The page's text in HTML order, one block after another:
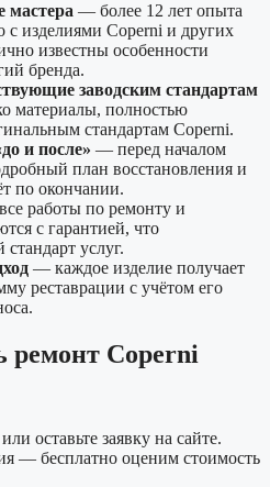
мастера — более 12 лет опыта
с изделиями Coperni и других
известны особенности
бренда.
заводским стандартам
материалы, полностью
стандартам Coperni.
и после» — перед началом
план восстановления и
по окончании.
работы по ремонту и
с гарантией, что
услуг.
— каждое изделие получает
реставрации с учётом его
ремонт Coperni
или оставьте заявку на сайте.
— бесплатно оценим стоимость